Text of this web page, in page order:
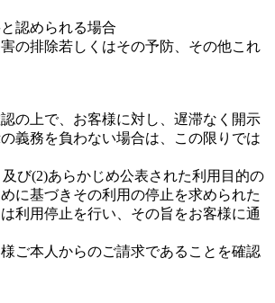
認められる場合
の排除若しくはその予防、その他これ
の上で、お客様に対し、遅滞なく開示
義務を負わない場合は、この限りでは
び(2)あらかじめ公表された利用目的の
に基づきその利用の停止を求められた
利用停止を行い、その旨をお客様に通
ご本人からのご請求であることを確認